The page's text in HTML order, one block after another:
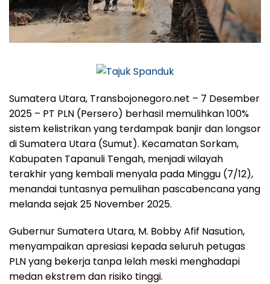
Sumatera Utara, Transbojonegoro.net – 7 Desember
2025 – PT PLN (Persero) berhasil memulihkan 100%
sistem kelistrikan yang terdampak banjir dan longsor
di Sumatera Utara (Sumut). Kecamatan Sorkam,
Kabupaten Tapanuli Tengah, menjadi wilayah
terakhir yang kembali menyala pada Minggu (7/12),
menandai tuntasnya pemulihan pascabencana yang
melanda sejak 25 November 2025.
Gubernur Sumatera Utara, M. Bobby Afif Nasution,
menyampaikan apresiasi kepada seluruh petugas
PLN yang bekerja tanpa lelah meski menghadapi
medan ekstrem dan risiko tinggi.